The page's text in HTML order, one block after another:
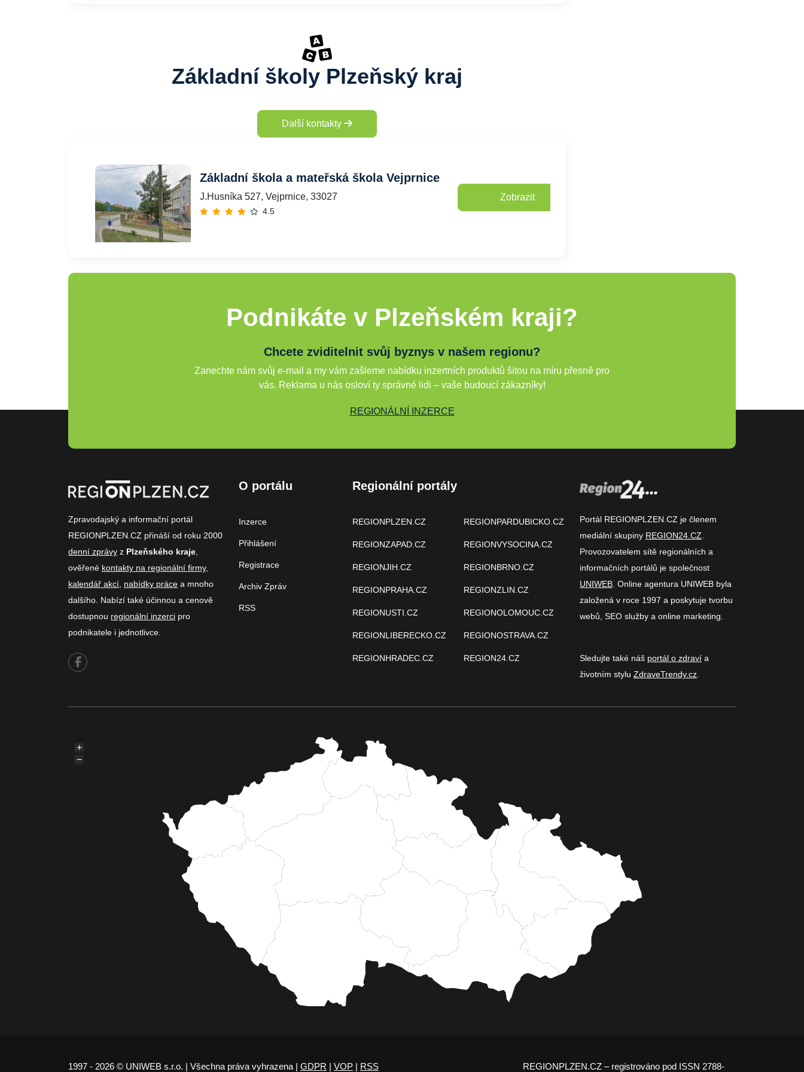
Základní školy Plzeňský kraj
Další kontakty
Základní škola a mateřská škola Vejprnice
J.Husníka 527, Vejprnice, 33027
4.5
Zobrazit
Podnikáte v Plzeňském kraji?
Chcete zviditelnit svůj byznys v našem regionu?
Zanechte nám svůj e-mail a my vám zašleme nabídku inzertních produktů šitou na míru přesně pro
vás. Reklama u nás osloví ty správné lidi – vaše budoucí zákazníky!
REGIONÁLNÍ INZERCE
Zpravodajský a informační portál
REGIONPLZEN.CZ přináší od roku 2000
denní zprávy z Plzeňského kraje
ověřené kontakty na regionální firmy,
kalendář akcí nabídky práce a mnoho
dalšího. Nabízí také účinnou a cenově
dostupnou regionální inzerci pro
podnikatele i jednotlivce.
O portálu
Inzerce
Přihlášení
Registrace
Archiv Zpráv
RSS
Regionální portály
REGIONPLZEN.CZ
REGIONZAPAD.CZ
REGIONJIH.CZ
REGIONPRAHA.CZ
REGIONUSTI.CZ
REGIONLIBERECKO.CZ
REGIONHRADEC.CZ
REGIONPARDUBICKO.CZ
REGIONVYSOCINA.CZ
REGIONBRNO.CZ
REGIONZLIN.CZ
REGIONOLOMOUC.CZ
REGIONOSTRAVA.CZ
REGION24.CZ
Portál REGIONPLZEN.CZ je členem
mediální skupiny REGION24.CZ
Provozovatelem sítě regionálních a
informačních portálů je společnost
UNIWEB . Online agentura UNIWEB byla
založená v roce 1997 a poskytuje tvorbu
webů, SEO služby a online marketing.
Sledujte také náš portál o zdraví a
životním stylu ZdraveTrendy.cz
+
−
1997 - 2026 © UNIWEB s.r.o. | Všechna práva vyhrazena | GDPR | VOP | RSS REGIONPLZEN.CZ – registrováno pod ISSN 2788-